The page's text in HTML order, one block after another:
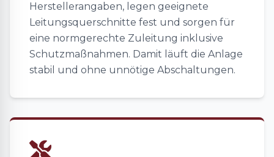
Herstellerangaben, legen geeignete
Leitungsquerschnitte fest und sorgen für
eine normgerechte Zuleitung inklusive
Schutzmaßnahmen. Damit läuft die Anlage
stabil und ohne unnötige Abschaltungen.